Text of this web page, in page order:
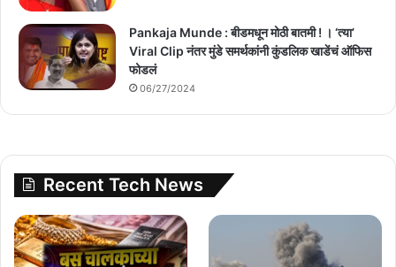
Pankaja Munde : बीडमधून मोठी बातमी ! । ‘त्या’
Viral Clip नंतर मुंडे समर्थकांनी कुंडलिक खाडेंचं ऑफिस
फोडलं
06/27/2024
Recent Tech News